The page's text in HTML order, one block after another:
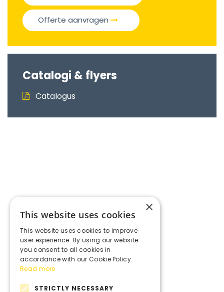
Offerte aanvragen
Catalogi & flyers
Catalogus
×
This website uses cookies
This website uses cookies to improve
user experience. By using our website
you consent to all cookies in
accordance with our Cookie Policy.
Read more
STRICTLY NECESSARY